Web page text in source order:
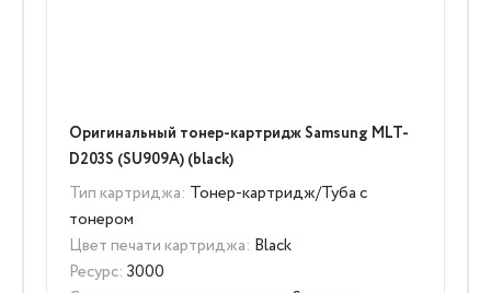
Оригинальный тонер-картридж Samsung MLT-
D203S (SU909A) (black)
Тип картриджа: Тонер-картридж/Туба с
тонером
Цвет печати картриджа: Black
Ресурс: 3000